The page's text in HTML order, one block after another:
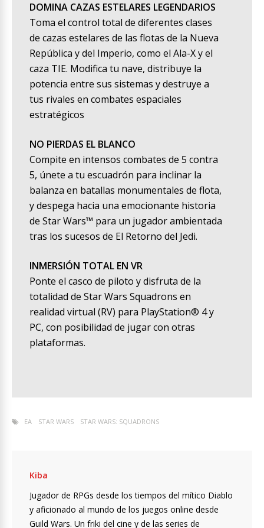
DOMINA CAZAS ESTELARES LEGENDARIOS
Toma el control total de diferentes clases
de cazas estelares de las flotas de la Nueva
República y del Imperio, como el Ala-X y el
caza TIE. Modifica tu nave, distribuye la
potencia entre sus sistemas y destruye a
tus rivales en combates espaciales
estratégicos
NO PIERDAS EL BLANCO
Compite en intensos combates de 5 contra
5, únete a tu escuadrón para inclinar la
balanza en batallas monumentales de flota,
y despega hacia una emocionante historia
de Star Wars™ para un jugador ambientada
tras los sucesos de El Retorno del Jedi.
INMERSIÓN TOTAL EN VR
Ponte el casco de piloto y disfruta de la
totalidad de Star Wars Squadrons en
realidad virtual (RV) para PlayStation® 4 y
PC, con posibilidad de jugar con otras
plataformas.
EA STAR WARS STAR WARS: SQUADRONS
Kiba
Jugador de RPGs desde los tiempos del mítico Diablo
y aficionado al mundo de los juegos online desde
Guild Wars. Un friki del cine y de las series de